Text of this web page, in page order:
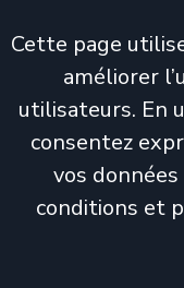
Cette page
améliorer
utilisateurs. En
consentez
vos
conditions et